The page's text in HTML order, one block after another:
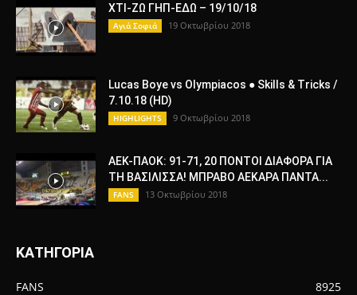
ΧΤΙ-ΖΩ ΓΗΠ-ΕΔΩ – 19/10/18
Αγιά Σοφιά 19 Οκτωβρίου 2018
Lucas Boye vs Olympiacos ● Skills & Tricks /
7.10.18 (HD)
HIGHLIGHTS 9 Οκτωβρίου 2018
ΑΕΚ-ΠΑΟΚ: 91-71, 20 ΠΟΝΤΟΙ ΔΙΑΦΟΡΑ ΓΙΑ
ΤΗ ΒΑΣΙΛΙΣΣΑ! ΜΠΡΑΒΟ ΑΕΚΑΡΑ ΠΑΝΤΑ...
FANS 13 Οκτωβρίου 2018
ΚΑΤΗΓΟΡΙΑ
FANS
8925